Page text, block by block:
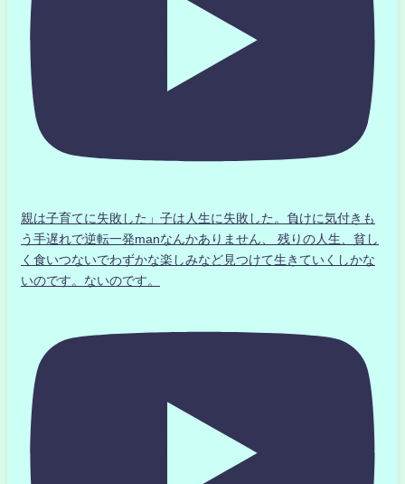
親は子育てに失敗した」子は人生に失敗した。負けに気付きも
う手遅れで逆転一発manなんかありません、 残りの人生、貧し
く食いつないでわずかな楽しみなど見つけて生きていくしかな
いのです。ないのです。